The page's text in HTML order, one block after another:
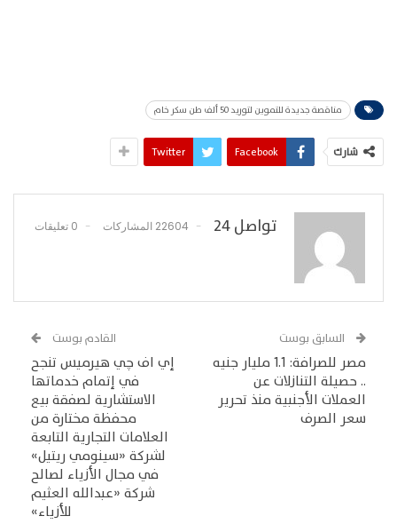
مناقصة جديدة للتموين لتوريد 50 ألف طن سكر خام
شارك Facebook
Twitter
تواصل 24 22604 المشاركات 0 تعليقات
السابق بوست
مصر للصرافة: 1.1 مليار جنيه
.. حصيلة التنازلات عن
العملات الأجنبية منذ تحرير
سعر الصرف
القادم بوست
إي اف چي هيرميس تنجح
في إتمام خدماتها
الاستشارية لصفقة بيع
محفظة مختارة من
العلامات التجارية التابعة
لشركة «سينومي ريتيل»
في مجال الأزياء لصالح
شركة «عبدالله العثيم
للأزياء»